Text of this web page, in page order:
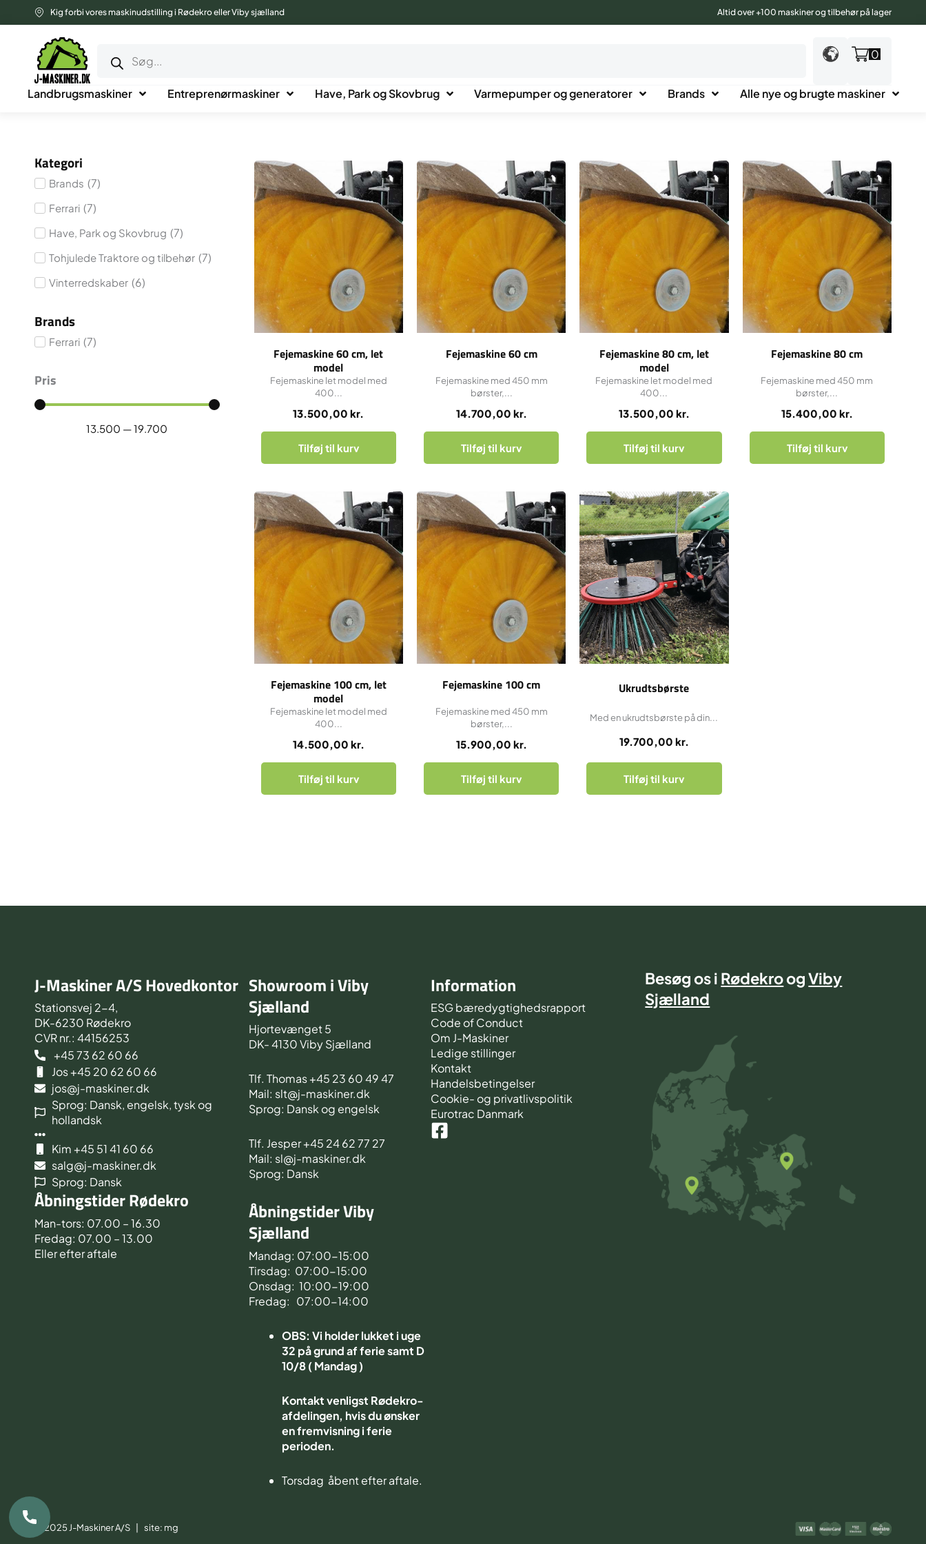
til
indholdet
Kig forbi vores maskinudstilling i Rødekro eller Viby sjælland Altid over +100 maskiner og tilbehør på lager
0
Landbrugsmaskiner Entreprenørmaskiner Have, Park og Skovbrug Varmepumper og generatorer Brands Alle nye og brugte maskiner
Kategori
Brands (7)
Ferrari (7)
Have, Park og Skovbrug (7)
Tohjulede Traktore og tilbehør (7)
Vinterredskaber (6)
Brands
Ferrari (7)
Pris
13.500 —19.700
Fejemaskine 60 cm, let
model
13.500,00kr.
Fejemaskine let model med
400...
Tilføj til kurv
Fejemaskine 60 cm
14.700,00 kr.
Fejemaskine med 450 mm
børster,...
Tilføj til kurv
Fejemaskine 80 cm, let
model
13.500,00 kr.
Fejemaskine let model med
400...
Tilføj til kurv
Fejemaskine 80 cm
15.400,00 kr.
Fejemaskine med 450 mm
børster,...
Tilføj til kurv
Fejemaskine 100 cm, let
model
14.500,00 kr.
Fejemaskine let model med
400...
Tilføj til kurv
Fejemaskine 100 cm
15.900,00 kr.
Fejemaskine med 450 mm
børster,...
Tilføj til kurv
Ukrudtsbørste
19.700,00 kr.
Med en ukrudtsbørste på din...
Tilføj til kurv
J-Maskiner A/S Hovedkontor
Stationsvej 2-4,
DK-6230 Rødekro
CVR nr.: 44156253
+45 73 62 60 66
Jos +45 20 62 60 66
jos@j-maskiner.dk
Sprog: Dansk, engelsk, tysk og
hollandsk
Kim +45 51 41 60 66
salg@j-maskiner.dk
Sprog: Dansk
Åbningstider Rødekro
Man-tors: 07.00 – 16.30
Fredag: 07.00 – 13.00
Eller efter aftale
Showroom i Viby
Sjælland
Hjortevænget 5
DK- 4130 Viby Sjælland
Tlf. Thomas +45 23 60 49 47
Mail: slt@j-maskiner.dk
Sprog: Dansk og engelsk
Tlf. Jesper +45 24 62 77 27
Mail: sl@j-maskiner.dk
Sprog: Dansk
Åbningstider Viby
Sjælland
Mandag: 07:00-15:00
Tirsdag: 07:00-15:00
Onsdag: 10:00-19:00
Fredag: 07:00-14:00
OBS: Vi holder lukket i uge
32 på grund af ferie samt D
10/8 ( Mandag )
Kontakt venligst Rødekro-
afdelingen, hvis du ønsker
en fremvisning i ferie
perioden.
Torsdag åbent efter aftale.
Information
ESG bæredygtighedsrapport
Code of Conduct
Om J-Maskiner
Ledige stillinger
Kontakt
Handelsbetingelser
Cookie- og privatlivspolitik
Eurotrac Danmark
Besøg os i RødekroogViby
Sjælland
© 2025 J-Maskiner A/S | site: mg